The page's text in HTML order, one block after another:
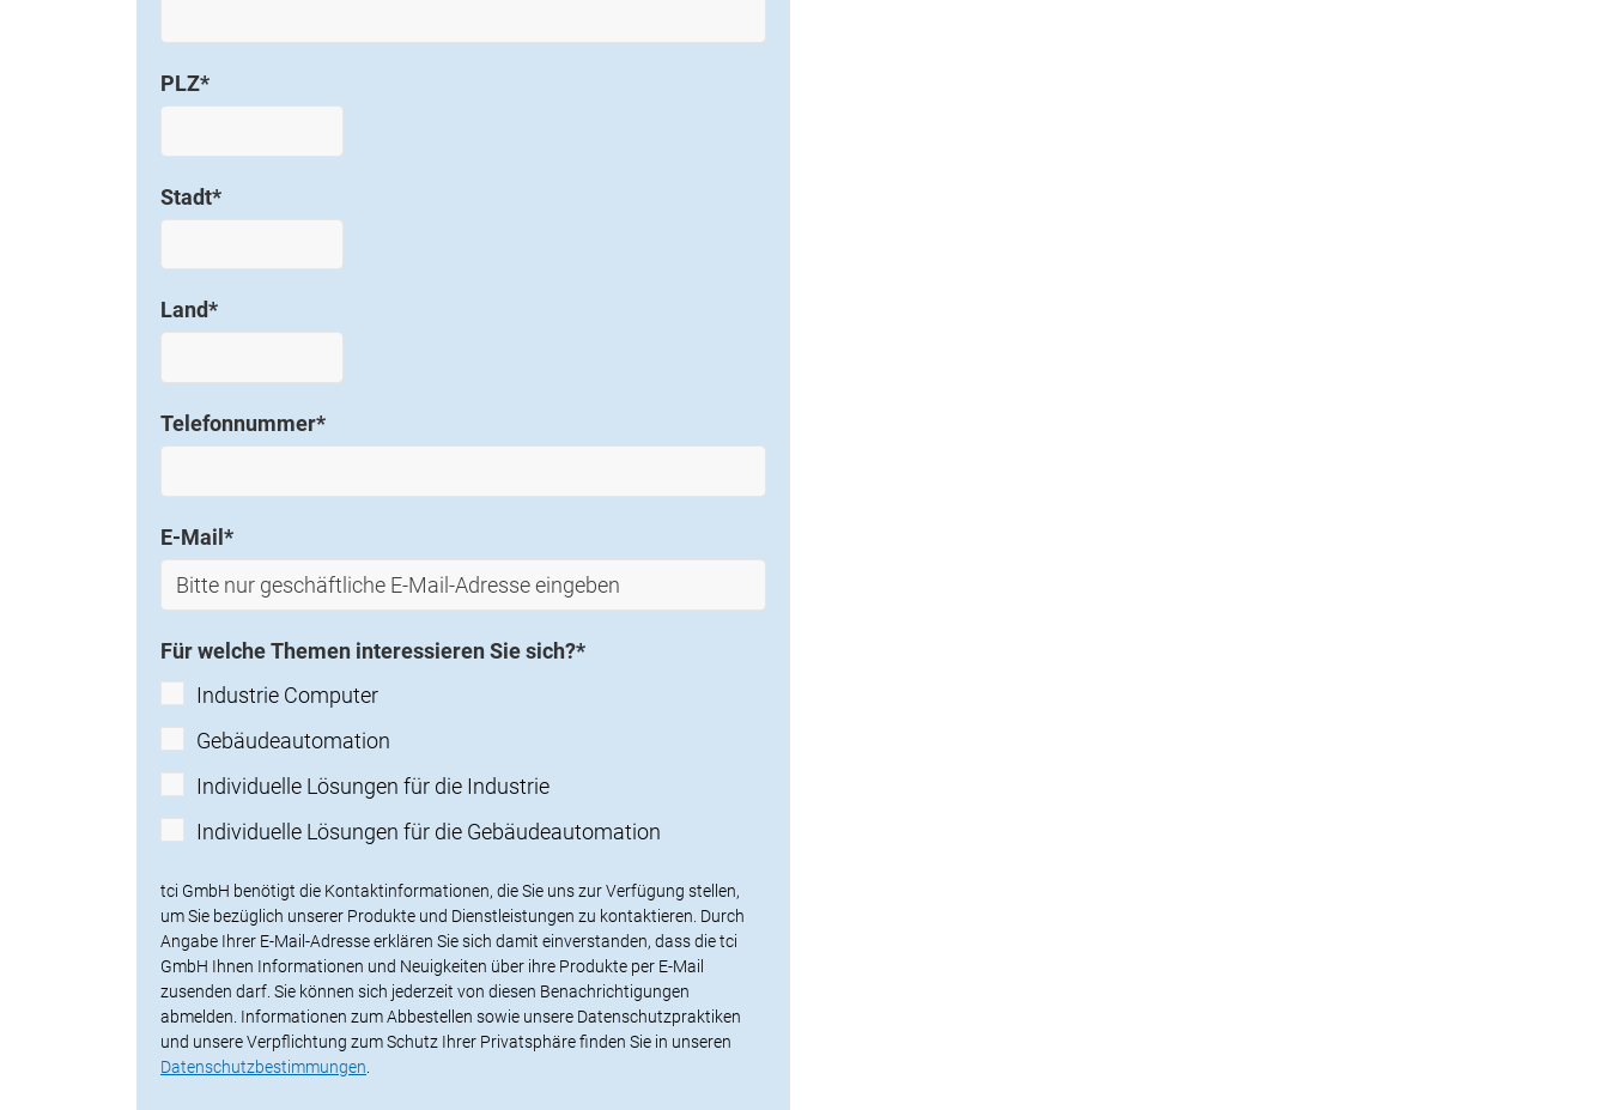
PLZ*
Stadt*
Land*
Telefonnummer*
E-Mail *
Für welche Themen interessieren Sie sich?*
Industrie Computer
Gebäudeautomation
Individuelle Lösungen für die Industrie
Individuelle Lösungen für die Gebäudeautomation
tci GmbH benötigt die Kontaktinformationen, die Sie uns zur Verfügung stellen,
um Sie bezüglich unserer Produkte und Dienstleistungen zu kontaktieren. Durch
Angabe Ihrer E-Mail-Adresse erklären Sie sich damit einverstanden, dass die tci
GmbH Ihnen Informationen und Neuigkeiten über ihre Produkte per E-Mail
zusenden darf. Sie können sich jederzeit von diesen Benachrichtigungen
abmelden. Informationen zum Abbestellen sowie unsere Datenschutzpraktiken
und unsere Verpflichtung zum Schutz Ihrer Privatsphäre finden Sie in unseren
Datenschutzbestimmungen